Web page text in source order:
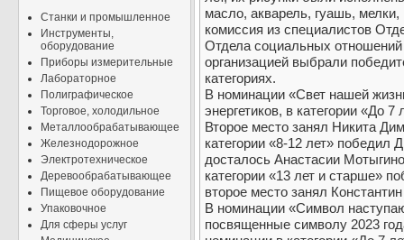
Станки и промышленное
Инструменты,
оборудование
Приборы измерительные
Лабораторное
Полиграфическое
Торговое, холодильное
Металлообрабатывающее
Железнодорожное
Электротехническое
Деревообрабатывающее
Пищевое оборудование
Упаковочное
Для сферы услуг
масло, акварель, гуашь,
комиссия из специалистов
Отдела социальных
организацией выбрали
категориях.
В номинации «Свет нашей
энергетиков, в категории «До
Второе место занял Никита
категории «8-12 лет» победил
досталось Анастасии
категории «13 лет и старше»
второе место занял
В номинации «Символ
посвященные символу 2023